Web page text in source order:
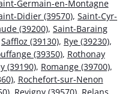
Germain-en-Montagne
Didier (39570), Saint-Cyr-
(39200), Saint-Baraing
Saffloz (39130), Rye (39230),
(39350), Rothonay
(39190), Romange (39700),
, Rochefort-sur-Nenon